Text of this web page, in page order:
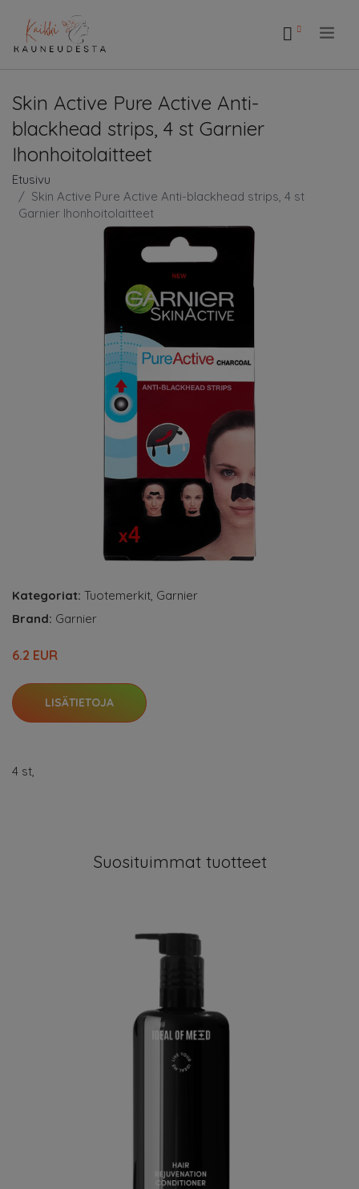
Skin Active Pure Active Anti-
blackhead strips, 4 st Garnier
Ihonhoitolaitteet
Etusivu
Skin Active Pure Active Anti-blackhead strips, 4 st
Garnier Ihonhoitolaitteet
Kategoriat: Tuotemerkit, Garnier
Brand: Garnier
6.2 EUR
LISÄTIETOJA
4 st,
Suosituimmat tuotteet